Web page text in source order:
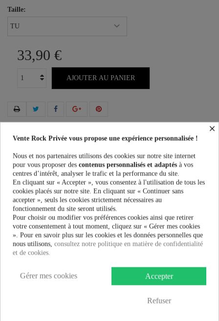
Taille:
33,90 €
AJOUTER AU PANIER
Plus que100,00 €et la livraison est offerte !
Guide des tailles
En savoir plus
Fiche technique
Marque
Sac Banned Clothing
×
Vente Rock Privée vous propose une expérience personnalisée !
Nous et nos partenaires utilisons des cookies sur notre site internet
pour vous proposer des contenus personnalisés et adaptés à vos
centres d’intérêt, analyser le trafic et la performance du site.
En cliquant sur « Accepter », vous consentez à l'utilisation de tous les
cookies placés sur notre site. En cliquant sur « Continuer sans
accepter », seuls les cookies strictement nécessaires au
fonctionnement du site seront utilisés.
Pour choisir ou modifier vos préférences cookies ainsi que retirer
votre consentement à tout moment, cliquez sur « Gérer mes cookies
». Pour en savoir plus sur les cookies et les données personnelles que
nous utilisons, consultez notre politique en matière de confidentialité
et de cookies.
Accepter
Refuser
Gérer mes cookies